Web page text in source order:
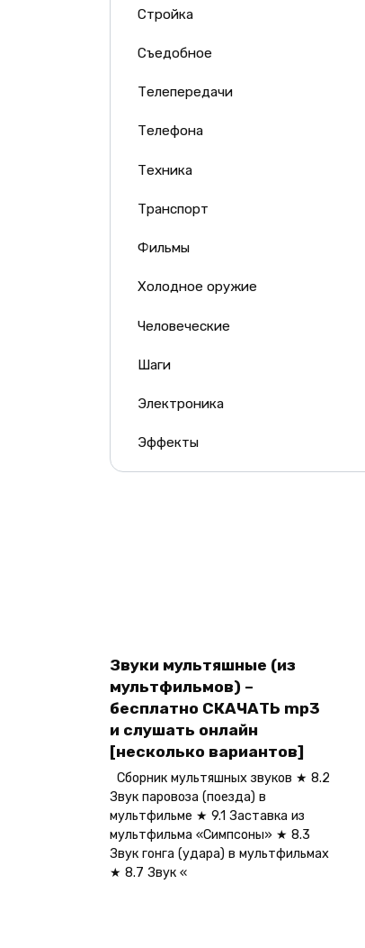
Стройка
Съедобное
Телепередачи
Телефона
Техника
Транспорт
Фильмы
Холодное оружие
Человеческие
Шаги
Электроника
Эффекты
Звуки мультяшные (из
мультфильмов) –
бесплатно СКАЧАТЬ mp3
и слушать онлайн
[несколько вариантов]
Сборник мультяшных звуков ★ 8.2
Звук паровоза (поезда) в
мультфильме ★ 9.1 Заставка из
мультфильма «Симпсоны» ★ 8.3
Звук гонга (удара) в мультфильмах
★ 8.7 Звук «